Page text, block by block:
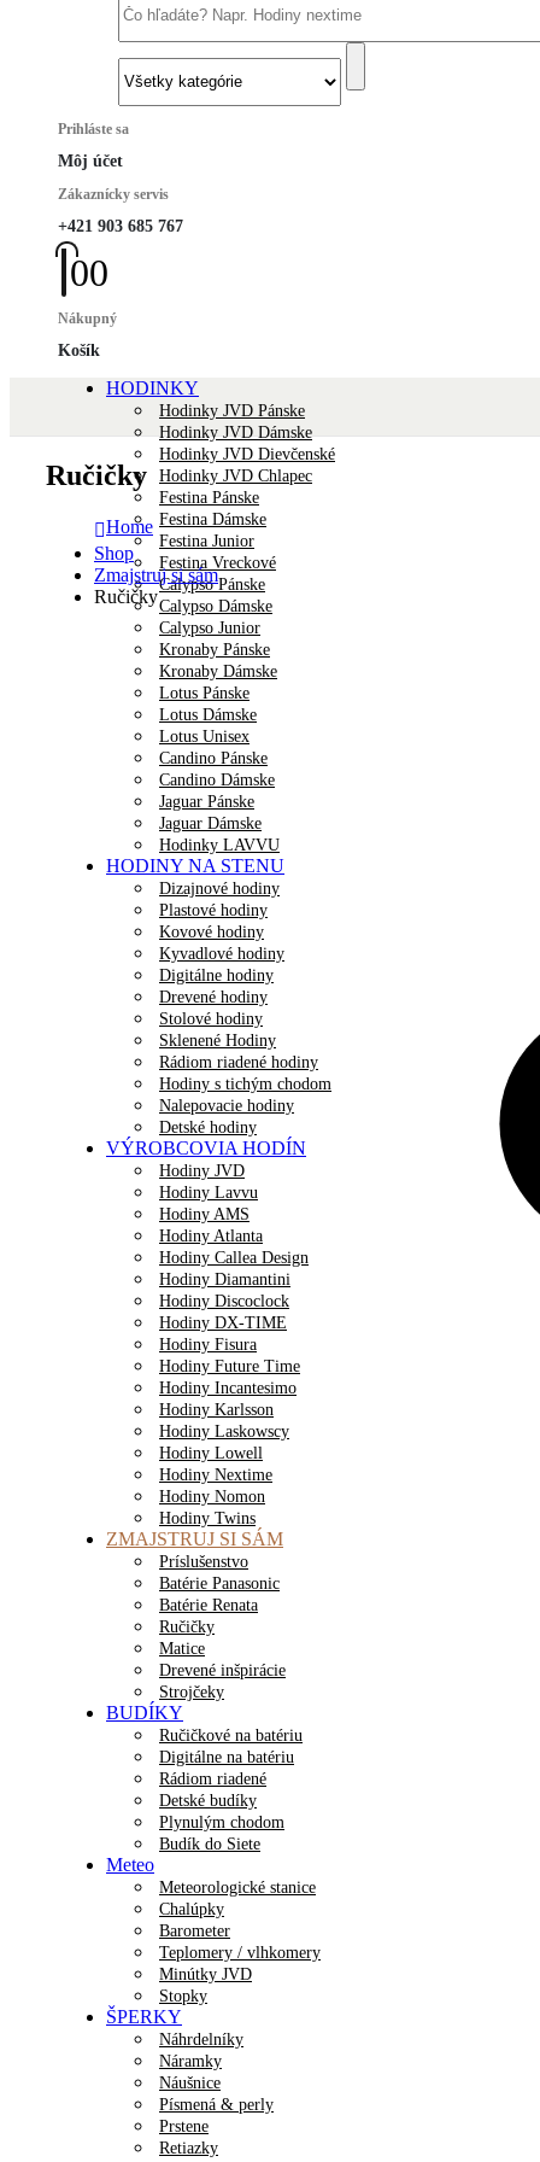
Prihláste sa
Môj účet
Zákaznícky servis
+421 903 685 767
00
Nákupný
Košík
HODINKY
Hodinky JVD Pánske
Hodinky JVD Dámske
Hodinky JVD Dievčenské
Hodinky JVD Chlapec
Festina Pánske
Festina Dámske
Festina Junior
Festina Vreckové
Calypso Pánske
Calypso Dámske
Calypso Junior
Kronaby Pánske
Kronaby Dámske
Lotus Pánske
Lotus Dámske
Lotus Unisex
Candino Pánske
Candino Dámske
Jaguar Pánske
Jaguar Dámske
Hodinky LAVVU
HODINY NA STENU
Dizajnové hodiny
Plastové hodiny
Kovové hodiny
Kyvadlové hodiny
Digitálne hodiny
Drevené hodiny
Stolové hodiny
Sklenené Hodiny
Rádiom riadené hodiny
Hodiny s tichým chodom
Nalepovacie hodiny
Detské hodiny
VÝROBCOVIA HODÍN
Hodiny JVD
Hodiny Lavvu
Hodiny AMS
Hodiny Atlanta
Hodiny Callea Design
Hodiny Diamantini
Hodiny Discoclock
Hodiny DX-TIME
Hodiny Fisura
Hodiny Future Time
Hodiny Incantesimo
Hodiny Karlsson
Hodiny Laskowscy
Hodiny Lowell
Hodiny Nextime
Hodiny Nomon
Hodiny Twins
ZMAJSTRUJ SI SÁM
Príslušenstvo
Batérie Panasonic
Batérie Renata
Ručičky
Matice
Drevené inšpirácie
Strojčeky
BUDÍKY
Ručičkové na batériu
Digitálne na batériu
Rádiom riadené
Detské budíky
Plynulým chodom
Budík do Siete
Meteo
Meteorologické stanice
Chalúpky
Barometer
Teplomery / vlhkomery
Minútky JVD
Stopky
ŠPERKY
Náhrdelníky
Náramky
Náušnice
Písmená & perly
Prstene
Retiazky
Ručičky
Home
Shop
Zmajstruj si sám
Ručičky